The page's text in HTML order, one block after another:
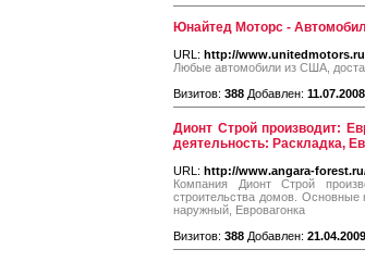
Юнайтед Моторс -
URL: http://www.unitedmotors.ru
Любые автомобили из США,
Визитов: 388 Добавлен: 11.07.2008
Дионт Строй производит:
деятельность: Раскладка,
URL: http://www.angara-
Компания Дионт Строй
строительства домов. Основные
наружный, Евровагонка
Визитов: 388 Добавлен: 21.04.2009